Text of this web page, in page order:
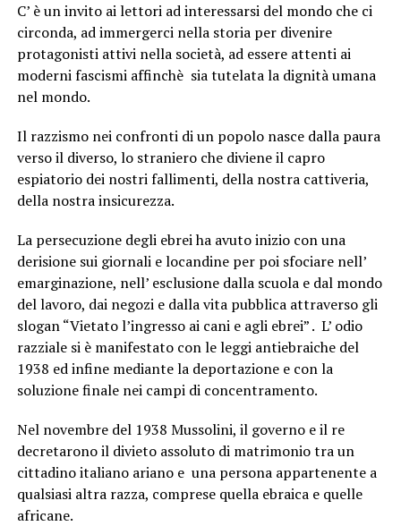
C’ è un invito ai lettori ad interessarsi del mondo che ci
circonda, ad immergerci nella storia per divenire
protagonisti attivi nella società, ad essere attenti ai
moderni fascismi affinchè sia tutelata la dignità umana
nel mondo.
Il razzismo nei confronti di un popolo nasce dalla paura
verso il diverso, lo straniero che diviene il capro
espiatorio dei nostri fallimenti, della nostra cattiveria,
della nostra insicurezza.
La persecuzione degli ebrei ha avuto inizio con una
derisione sui giornali e locandine per poi sfociare nell’
emarginazione, nell’ esclusione dalla scuola e dal mondo
del lavoro, dai negozi e dalla vita pubblica attraverso gli
slogan “Vietato l’ingresso ai cani e agli ebrei” . L’ odio
razziale si è manifestato con le leggi antiebraiche del
1938 ed infine mediante la deportazione e con la
soluzione finale nei campi di concentramento.
Nel novembre del 1938 Mussolini, il governo e il re
decretarono il divieto assoluto di matrimonio tra un
cittadino italiano ariano e una persona appartenente a
qualsiasi altra razza, comprese quella ebraica e quelle
africane.